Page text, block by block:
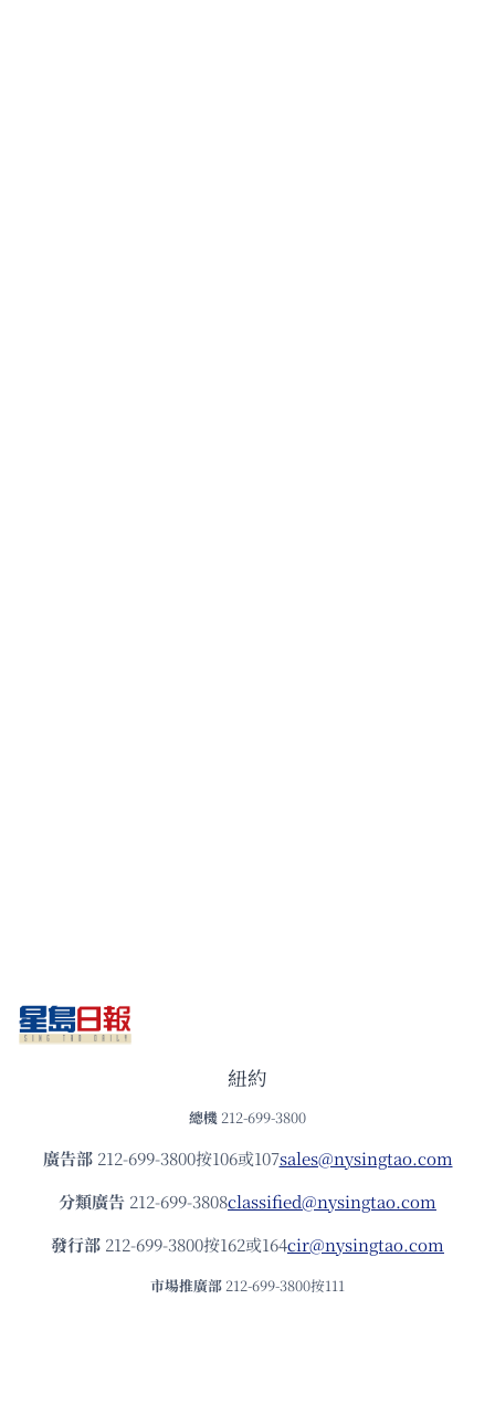
紐約
總機 212-699-3800
廣告部212-699-3800按106或107sales@nysingtao.com
分類廣告 212-699-3808classified@nysingtao.com
發⾏部 212-699-3800按162或164cir@nysingtao.com
市場推廣部 212-699-3800按111